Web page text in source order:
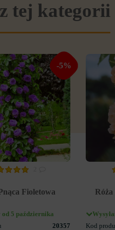
tej kategorii
-5%
Fioletowa
od 5 października
20357
Kod